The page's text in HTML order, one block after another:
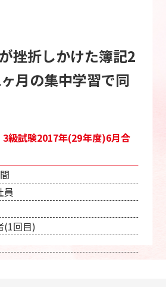
挫折しかけた簿記2
月の集中学習で同
3級試験2017年(29年度)6月合
員
(1回目)